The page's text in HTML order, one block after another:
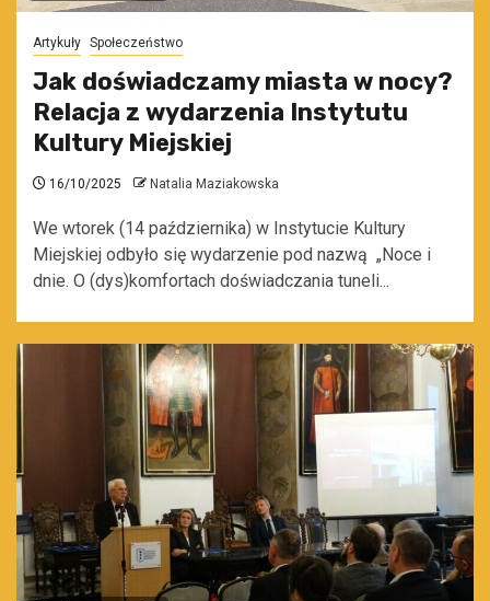
Artykuły Społeczeństwo
Jak doświadczamy miasta w nocy?
Relacja z wydarzenia Instytutu
Kultury Miejskiej
16/10/2025 Natalia Maziakowska
We wtorek (14 października) w Instytucie Kultury
Miejskiej odbyło się wydarzenie pod nazwą „Noce i
dnie. O (dys)komfortach doświadczania tuneli...